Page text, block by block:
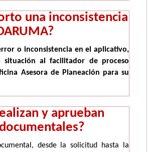
una inconsistencia
o inconsistencia en el aplicativo,
situación al facilitador de proceso
Asesora de Planeación para su
y aprueban
desde la solicitud hasta la